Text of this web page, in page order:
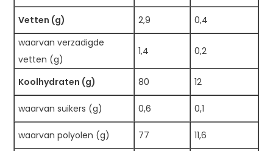
Vetten (g) 2,9
0,4
waarvan verzadigde
vetten (g)
1,4 0,2
Koolhydraten (g) 80 12
waarvan suikers (g) 0,6 0,1
waarvan polyolen (g) 77 11,6